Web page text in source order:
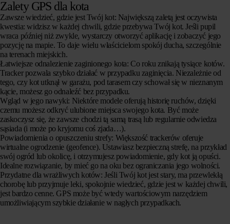
Zalety GPS dla kota
Zawsze wiedzieć, gdzie jest Twój kot: Największą zaletą jest oczywista
kwestia: widzisz w każdej chwili, gdzie przebywa Twój kot. Jeśli pupil
wraca później niż zwykle, wystarczy otworzyć aplikację i zobaczyć jego
pozycję na mapie. To daje wielu właścicielom spokój ducha, szczególnie
na terenach miejskich.
Łatwiejsze odnalezienie zaginionego kota: Co roku znikają tysiące kotów.
Tracker pozwala szybko działać w przypadku zaginięcia. Niezależnie od
tego, czy kot utknął w garażu, pod tarasem czy schował się w nieznanym
kącie, możesz go odnaleźć bez przypadku.
Wgląd w jego nawyki: Niektóre modele oferują historię ruchów, dzięki
czemu możesz odkryć ulubione miejsca swojego kota. Być może
zaskoczysz się, że zawsze chodzi tą samą trasą lub regularnie odwiedza
sąsiada (i może po kryjomu coś zjada…).
Powiadomienia o opuszczeniu strefy: Większość trackerów oferuje
wirtualne ogrodzenie (geofence). Ustawiasz bezpieczną strefę, na przykład
swój ogród lub okolicę, i otrzymujesz powiadomienie, gdy kot ją opuści.
Idealne rozwiązanie, by mieć go na oku bez ograniczania jego wolności.
Przydatne dla wrażliwych kotów: Jeśli Twój kot jest stary, ma przewlekłą
chorobę lub przyjmuje leki, spokojnie wiedzieć, gdzie jest w każdej chwili,
jest bardzo cenne. GPS może być wtedy wartościowym narzędziem
umożliwiającym szybkie działanie w nagłych przypadkach.